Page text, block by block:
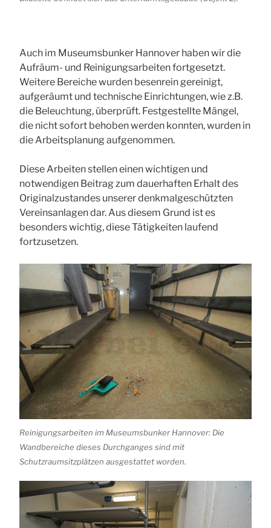
Auch im Museumsbunker Hannover haben wir die
Aufräum- und Reinigungsarbeiten fortgesetzt.
Weitere Bereiche wurden besenrein gereinigt,
aufgeräumt und technische Einrichtungen, wie z.B.
die Beleuchtung, überprüft. Festgestellte Mängel,
die nicht sofort behoben werden konnten, wurden in
die Arbeitsplanung aufgenommen.
Diese Arbeiten stellen einen wichtigen und
notwendigen Beitrag zum dauerhaften Erhalt des
Originalzustandes unserer denkmalgeschützten
Vereinsanlagen dar. Aus diesem Grund ist es
besonders wichtig, diese Tätigkeiten laufend
fortzusetzen.
Reinigungsarbeiten im Museumsbunker Hannover: Die
Wandbereiche dieses Durchganges sind mit
Schutzraumsitzplätzen ausgestattet worden.